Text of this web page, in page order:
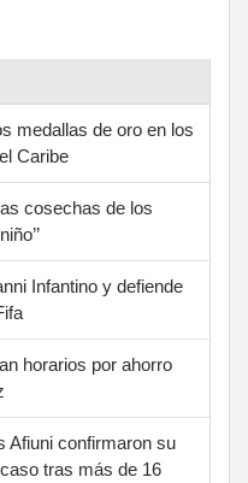
medallas de oro en los
Caribe
cosechas de los
Infantino y defiende
horarios por ahorro
Afiuni confirmaron su
tras más de 16